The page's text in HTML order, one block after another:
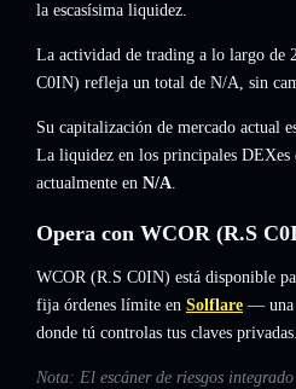
la escasísima liquidez.
La actividad de trading a lo largo de
C0IN) refleja un total de N/A, sin
Su capitalización de mercado actual
La liquidez en los principales DEXes
actualmente en N/A.
Opera con WCOR (R.S
WCOR (R.S C0IN) está disponible
fija órdenes límite en Solflare — una
donde tú controlas tus claves privadas.
Nota: El escáner de riesgos